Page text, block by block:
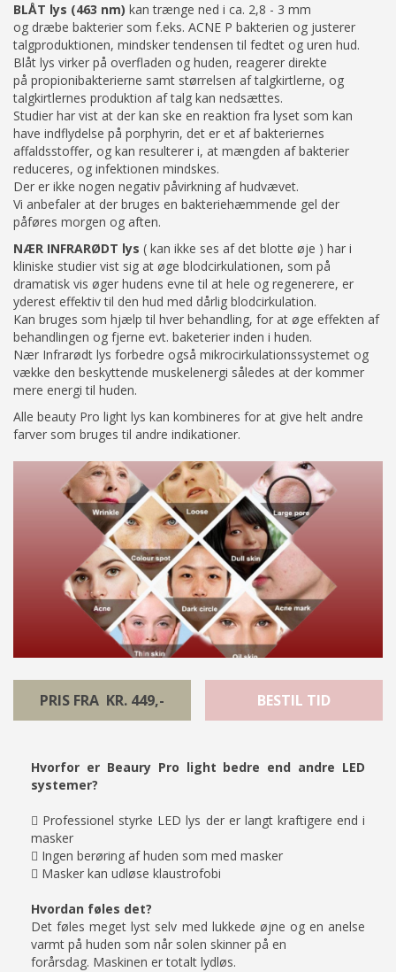
BLÅT lys (463 nm) kan trænge ned i ca. 2,8 - 3 mm
og dræbe bakterier som f.eks. ACNE P bakterien og justerer
talgproduktionen, mindsker tendensen til fedtet og uren hud.
Blåt lys virker på overfladen og huden, reagerer direkte
på propionibakterierne samt størrelsen af talgkirtlerne, og
talgkirtlernes produktion af talg kan nedsættes.
Studier har vist at der kan ske en reaktion fra lyset som kan
have indflydelse på porphyrin, det er et af bakteriernes
affaldsstoffer, og kan resulterer i, at mængden af bakterier
reduceres, og infektionen mindskes.
Der er ikke nogen negativ påvirkning af hudvævet.
Vi anbefaler at der bruges en bakteriehæmmende gel der
påføres morgen og aften.
NÆR INFRARØDT lys ( kan ikke ses af det blotte øje ) har i
kliniske studier vist sig at øge blodcirkulationen, som på
dramatisk vis øger hudens evne til at hele og regenerere, er
yderest effektiv til den hud med dårlig blodcirkulation.
Kan bruges som hjælp til hver behandling, for at øge effekten af
behandlingen og fjerne evt. baketerier inden i huden.
Nær Infrarødt lys forbedre også mikrocirkulationssystemet og
vække den beskyttende muskelenergi således at der kommer
mere energi til huden.
Alle beauty Pro light lys kan kombineres for at give helt andre
farver som bruges til andre indikationer.
PRIS FRA KR. 449,- BESTIL TID
Hvorfor er Beaury Pro light bedre end andre LED
systemer?
 Professionel styrke LED lys der er langt kraftigere end i
masker
 Ingen berøring af huden som med masker
 Masker kan udløse klaustrofobi
Hvordan føles det?
Det føles meget lyst selv med lukkede øjne og en anelse
varmt på huden som når solen skinner på en
forårsdag. Maskinen er totalt lydløs.